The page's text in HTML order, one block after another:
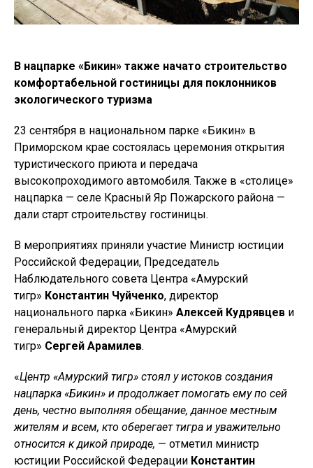
В нацпарке «Бикин» также начато строительство
комфортабельной гостиницы для поклонников
экологического туризма
23 сентября в национальном парке «Бикин» в
Приморском крае состоялась церемония открытия
туристического приюта и передача
высокопроходимого автомобиля. Также в «столице»
нацпарка — селе Красный Яр Пожарского района —
дали старт строительству гостиницы.
В мероприятиях приняли участие Министр юстиции
Российской Федерации, Председатель
Наблюдательного совета Центра «Амурский
тигр» Константин Чуйченко, директор
национального парка «Бикин» Алексей Кудрявцев и
генеральный директор Центра «Амурский
тигр» Сергей Арамилев.
«Центр «Амурский тигр» стоял у истоков создания
нацпарка «Бикин» и продолжает помогать ему по сей
день, честно выполняя обещание, данное местным
жителям и всем, кто оберегает тигра и уважительно
относится к дикой природе, — отметил министр
юстиции Российской Федерации Константин